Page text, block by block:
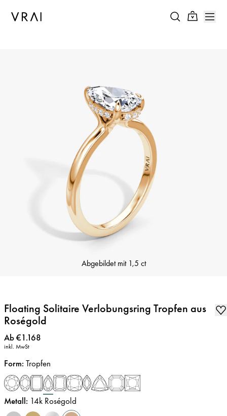
Abgebildet mit 1,5 ct
Floating Solitaire Verlobungsring Tropfen aus
Roségold
Preis:
Ab €1.168
inkl. MwSt
Form: Tropfen
Metall: 14k Roségold